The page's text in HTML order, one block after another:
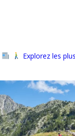
Explorez les